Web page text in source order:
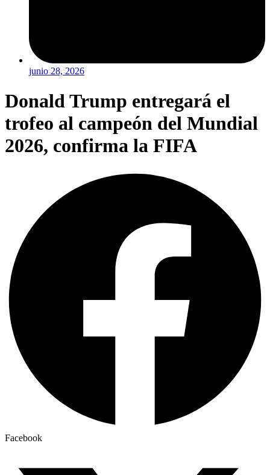
junio 28, 2026
Donald Trump entregará el
trofeo al campeón del Mundial
2026, confirma la FIFA
Facebook